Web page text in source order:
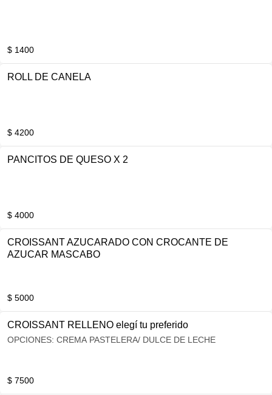
$ 1400
ROLL DE CANELA
$ 4200
PANCITOS DE QUESO X 2
$ 4000
CROISSANT AZUCARADO CON CROCANTE DE
AZUCAR MASCABO
$ 5000
CROISSANT RELLENO elegí tu preferido
OPCIONES: CREMA PASTELERA/ DULCE DE LECHE
$ 7500